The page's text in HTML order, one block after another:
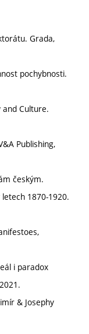
Grada,
pochybnosti.
and Culture.
Publishing,
českým.
1870-1920.
i paradox
& Josephy